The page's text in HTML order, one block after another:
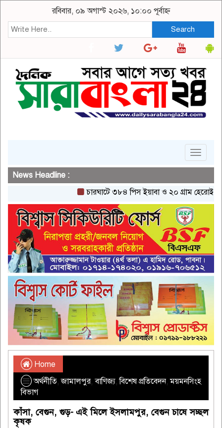
রবিবার, ০৯ অগাস্ট ২০২৬, ১০:০০ পূর্বাহ্ন
Search
Toggle
News Headline :
চারঘাটে ৩৮৪ পিস ইয়াবা ও ২০ গ্রাম হেরোইনসহ
Home
অর্থনীতি,জামালপুর,বাণিজ্য,বিশেষ প্রতিবেদন,ময়মনসিংহ
বিভাগ
কাঁসা, বেগুন, গুড়- এই মিলে ইসলামপুর, বেগুন চাষে সচ্ছল
কৃষক